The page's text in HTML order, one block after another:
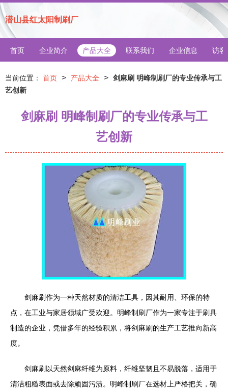
潜山县红太阳制刷厂
首页 企业简介 产品大全 联系我们 企业信息 访客
当前位置： 首页 > 产品大全 > 剑麻刷 明峰制刷厂的专业传承与工
艺创新
剑麻刷 明峰制刷厂的专业传承与工
艺创新
剑麻刷作为一种天然材质的清洁工具，因其耐用、环保的特
点，在工业与家居领域广受欢迎。明峰制刷厂作为一家专注于刷具
制造的企业，凭借多年的经验积累，将剑麻刷的生产工艺推向新高
度。
剑麻刷以天然剑麻纤维为原料，纤维坚韧且不易脱落，适用于
清洁粗糙表面或去除顽固污渍。明峰制刷厂在选材上严格把关，确